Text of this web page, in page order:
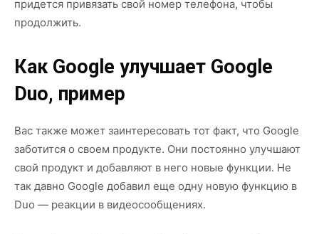
придется привязать свой номер телефона, чтобы
продолжить.
Как Google улучшает Google
Duo, пример
Вас также может заинтересовать тот факт, что Google
заботится о своем продукте. Они постоянно улучшают
свой продукт и добавляют в него новые функции. Не
так давно Google добавил еще одну новую функцию в
Duo — реакции в видеосообщениях.